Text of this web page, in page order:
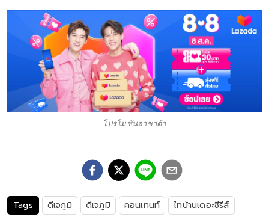
โปรโมชั่นลาซาด้า
Tags ดีเจภูมิ ดีเจภูมิ คอนเทนท์
ไทบ้านเดอะซีรีส์